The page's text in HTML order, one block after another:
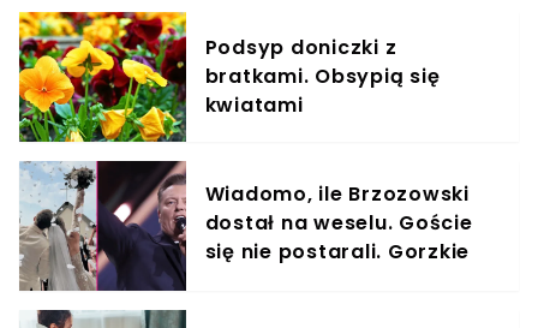
Podsyp doniczki z
bratkami. Obsypią się
kwiatami
Wiadomo, ile Brzozowski
dostał na weselu. Goście
się nie postarali. Gorzkie